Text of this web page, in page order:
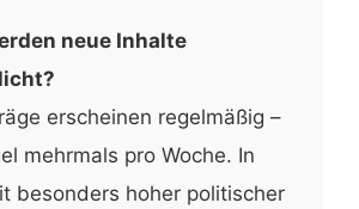
neue Inhalte
erscheinen regelmäßig –
mehrmals pro Woche. In
besonders hoher politischer